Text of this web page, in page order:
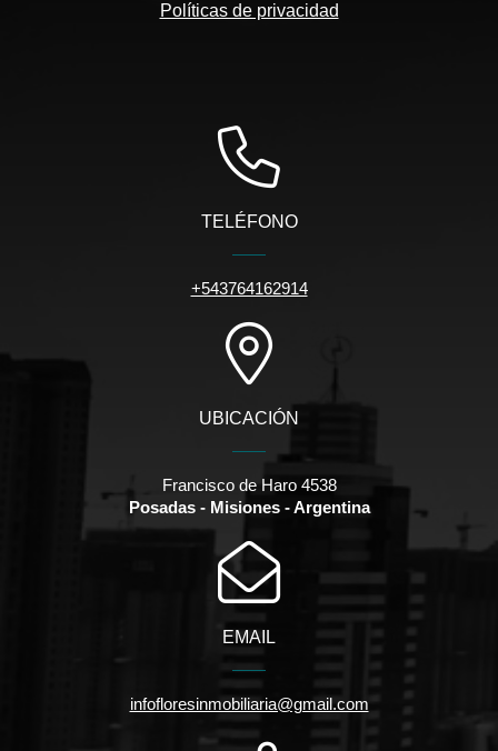
Políticas de privacidad
TELÉFONO
+543764162914
UBICACIÓN
Francisco de Haro 4538
Posadas - Misiones - Argentina
EMAIL
infofloresinmobiliaria@gmail.com